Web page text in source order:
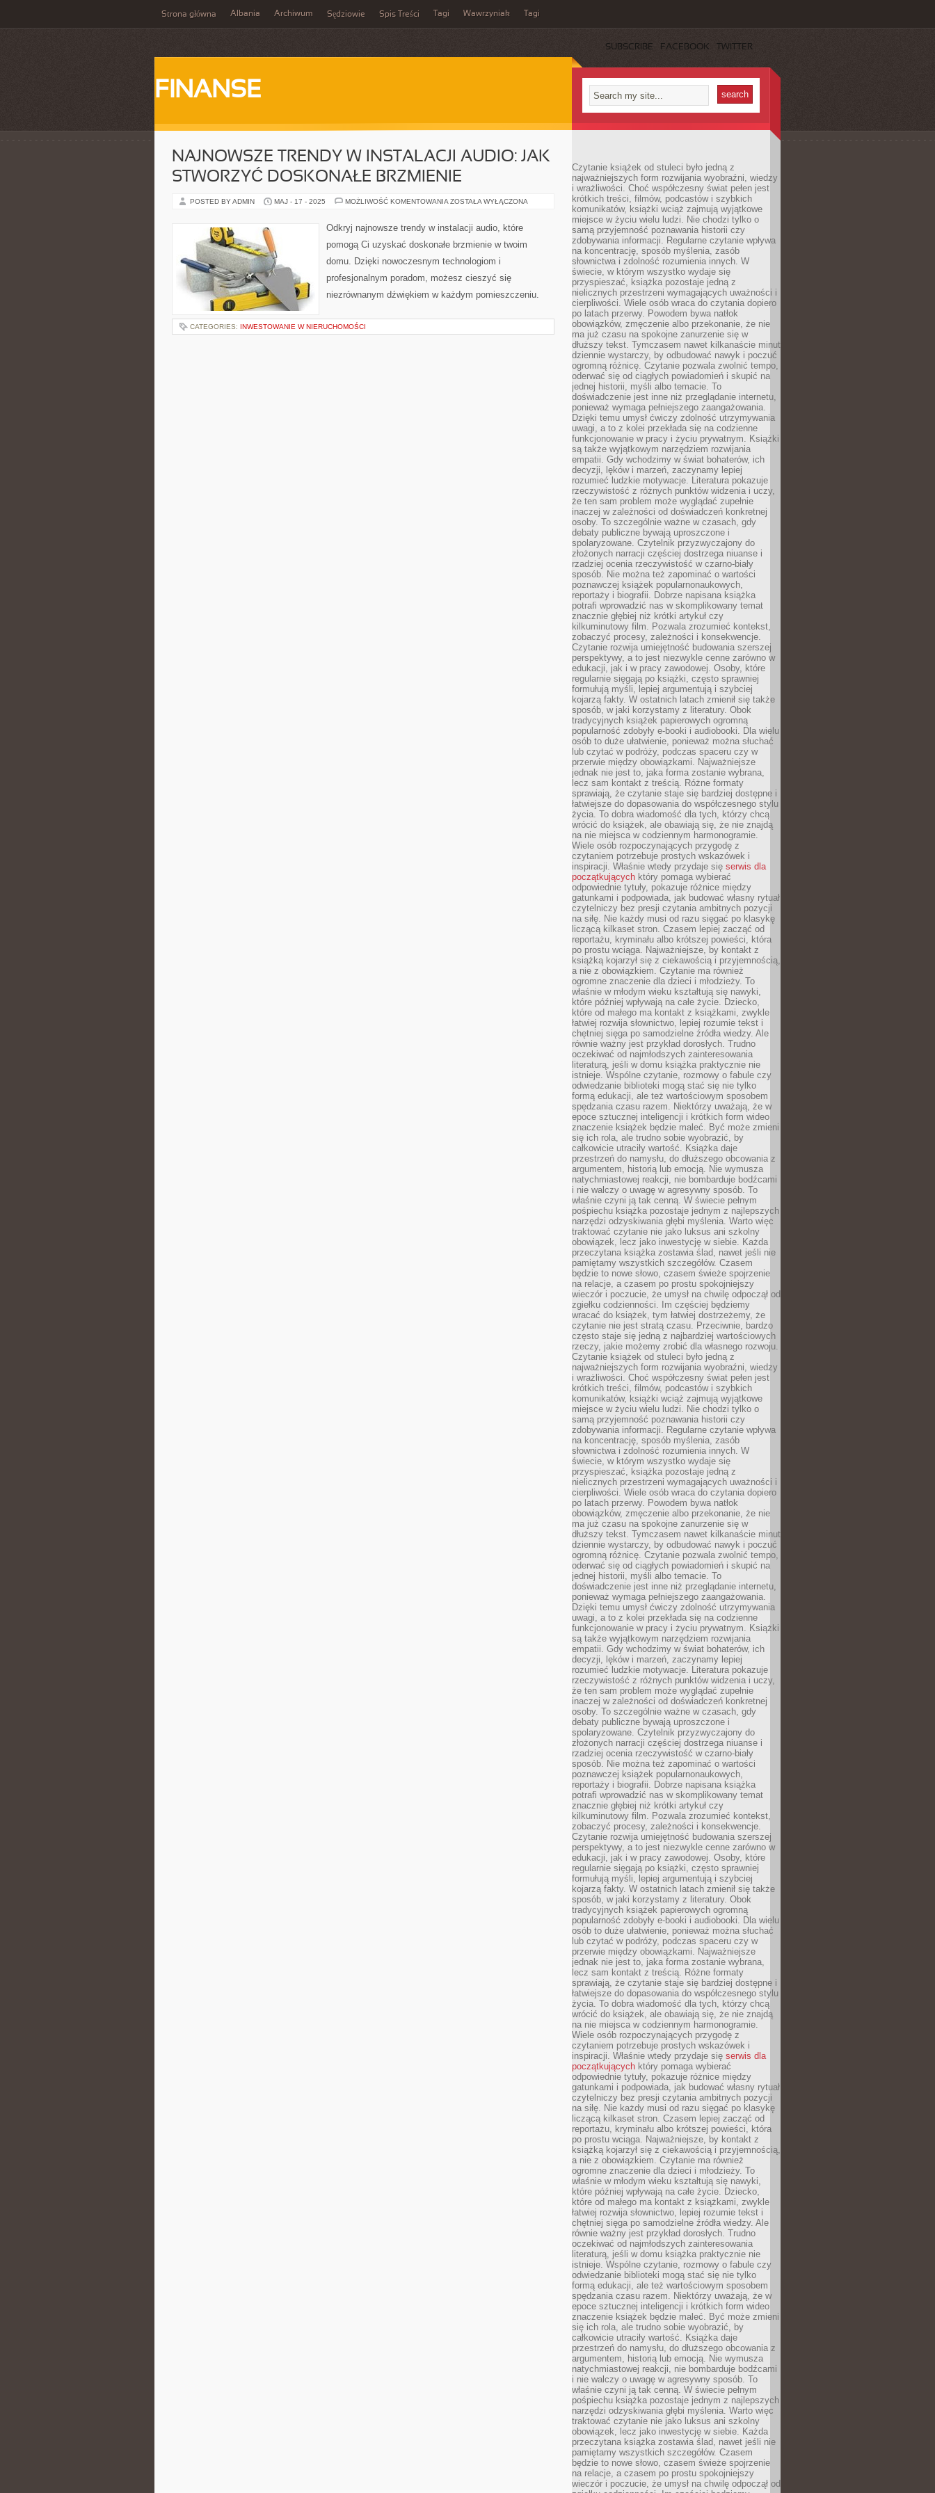
Strona główna Albania Archiwum Sędziowie Spis Treści Tagi Wawrzyniak Tagi
SUBSCRIBE FACEBOOK TWITTER
FINANSE
NAJNOWSZE TRENDY W INSTALACJI AUDIO: JAK
STWORZYĆ DOSKONAŁE BRZMIENIE
POSTED BY ADMIN MAJ - 17 - 2025 MOŻLIWOŚĆ KOMENTOWANIA NAJNOWSZE
INSTALACJI
AUDIO:
STWORZYĆ
BRZMIENIE
ZOSTAŁA WYŁĄCZONA
Odkryj najnowsze trendy w instalacji audio, które
pomogą Ci uzyskać doskonałe brzmienie w twoim
domu. Dzięki nowoczesnym technologiom i
profesjonalnym poradom, możesz cieszyć się
niezrównanym dźwiękiem w każdym pomieszczeniu.
CATEGORIES: INWESTOWANIE W NIERUCHOMOŚCI
Czytanie książek od stuleci było jedną z
najważniejszych form rozwijania wyobraźni, wiedzy
i wrażliwości. Choć współczesny świat pełen jest
krótkich treści, filmów, podcastów i szybkich
komunikatów, książki wciąż zajmują wyjątkowe
miejsce w życiu wielu ludzi. Nie chodzi tylko o
samą przyjemność poznawania historii czy
zdobywania informacji. Regularne czytanie wpływa
na koncentrację, sposób myślenia, zasób
słownictwa i zdolność rozumienia innych. W
świecie, w którym wszystko wydaje się
przyspieszać, książka pozostaje jedną z
nielicznych przestrzeni wymagających uważności i
cierpliwości. Wiele osób wraca do czytania dopiero
po latach przerwy. Powodem bywa natłok
obowiązków, zmęczenie albo przekonanie, że nie
ma już czasu na spokojne zanurzenie się w
dłuższy tekst. Tymczasem nawet kilkanaście minut
dziennie wystarczy, by odbudować nawyk i poczuć
ogromną różnicę. Czytanie pozwala zwolnić tempo,
oderwać się od ciągłych powiadomień i skupić na
jednej historii, myśli albo temacie. To
doświadczenie jest inne niż przeglądanie internetu,
ponieważ wymaga pełniejszego zaangażowania.
Dzięki temu umysł ćwiczy zdolność utrzymywania
uwagi, a to z kolei przekłada się na codzienne
funkcjonowanie w pracy i życiu prywatnym. Książki
są także wyjątkowym narzędziem rozwijania
empatii. Gdy wchodzimy w świat bohaterów, ich
decyzji, lęków i marzeń, zaczynamy lepiej
rozumieć ludzkie motywacje. Literatura pokazuje
rzeczywistość z różnych punktów widzenia i uczy,
że ten sam problem może wyglądać zupełnie
inaczej w zależności od doświadczeń konkretnej
osoby. To szczególnie ważne w czasach, gdy
debaty publiczne bywają uproszczone i
spolaryzowane. Czytelnik przyzwyczajony do
złożonych narracji częściej dostrzega niuanse i
rzadziej ocenia rzeczywistość w czarno-biały
sposób. Nie można też zapominać o wartości
poznawczej książek popularnonaukowych,
reportaży i biografii. Dobrze napisana książka
potrafi wprowadzić nas w skomplikowany temat
znacznie głębiej niż krótki artykuł czy
kilkuminutowy film. Pozwala zrozumieć kontekst,
zobaczyć procesy, zależności i konsekwencje.
Czytanie rozwija umiejętność budowania szerszej
perspektywy, a to jest niezwykle cenne zarówno w
edukacji, jak i w pracy zawodowej. Osoby, które
regularnie sięgają po książki, często sprawniej
formułują myśli, lepiej argumentują i szybciej
kojarzą fakty. W ostatnich latach zmienił się także
sposób, w jaki korzystamy z literatury. Obok
tradycyjnych książek papierowych ogromną
popularność zdobyły e-booki i audiobooki. Dla wielu
osób to duże ułatwienie, ponieważ można słuchać
lub czytać w podróży, podczas spaceru czy w
przerwie między obowiązkami. Najważniejsze
jednak nie jest to, jaka forma zostanie wybrana,
lecz sam kontakt z treścią. Różne formaty
sprawiają, że czytanie staje się bardziej dostępne i
łatwiejsze do dopasowania do współczesnego stylu
życia. To dobra wiadomość dla tych, którzy chcą
wrócić do książek, ale obawiają się, że nie znajdą
na nie miejsca w codziennym harmonogramie.
Wiele osób rozpoczynających przygodę z
czytaniem potrzebuje prostych wskazówek i
inspiracji. Właśnie wtedy przydaje się serwis dla
początkujących który pomaga wybierać
odpowiednie tytuły, pokazuje różnice między
gatunkami i podpowiada, jak budować własny rytuał
czytelniczy bez presji czytania ambitnych pozycji
na siłę. Nie każdy musi od razu sięgać po klasykę
liczącą kilkaset stron. Czasem lepiej zacząć od
reportażu, kryminału albo krótszej powieści, która
po prostu wciąga. Najważniejsze, by kontakt z
książką kojarzył się z ciekawością i przyjemnością,
a nie z obowiązkiem. Czytanie ma również
ogromne znaczenie dla dzieci i młodzieży. To
właśnie w młodym wieku kształtują się nawyki,
które później wpływają na całe życie. Dziecko,
które od małego ma kontakt z książkami, zwykle
łatwiej rozwija słownictwo, lepiej rozumie tekst i
chętniej sięga po samodzielne źródła wiedzy. Ale
równie ważny jest przykład dorosłych. Trudno
oczekiwać od najmłodszych zainteresowania
literaturą, jeśli w domu książka praktycznie nie
istnieje. Wspólne czytanie, rozmowy o fabule czy
odwiedzanie biblioteki mogą stać się nie tylko
formą edukacji, ale też wartościowym sposobem
spędzania czasu razem. Niektórzy uważają, że w
epoce sztucznej inteligencji i krótkich form wideo
znaczenie książek będzie maleć. Być może zmieni
się ich rola, ale trudno sobie wyobrazić, by
całkowicie utraciły wartość. Książka daje
przestrzeń do namysłu, do dłuższego obcowania z
argumentem, historią lub emocją. Nie wymusza
natychmiastowej reakcji, nie bombarduje bodźcami
i nie walczy o uwagę w agresywny sposób. To
właśnie czyni ją tak cenną. W świecie pełnym
pośpiechu książka pozostaje jednym z najlepszych
narzędzi odzyskiwania głębi myślenia. Warto więc
traktować czytanie nie jako luksus ani szkolny
obowiązek, lecz jako inwestycję w siebie. Każda
przeczytana książka zostawia ślad, nawet jeśli nie
pamiętamy wszystkich szczegółów. Czasem
będzie to nowe słowo, czasem świeże spojrzenie
na relacje, a czasem po prostu spokojniejszy
wieczór i poczucie, że umysł na chwilę odpoczął od
zgiełku codzienności. Im częściej będziemy
wracać do książek, tym łatwiej dostrzeżemy, że
czytanie nie jest stratą czasu. Przeciwnie, bardzo
często staje się jedną z najbardziej wartościowych
rzeczy, jakie możemy zrobić dla własnego rozwoju.
Czytanie książek od stuleci było jedną z
najważniejszych form rozwijania wyobraźni, wiedzy
i wrażliwości. Choć współczesny świat pełen jest
krótkich treści, filmów, podcastów i szybkich
komunikatów, książki wciąż zajmują wyjątkowe
miejsce w życiu wielu ludzi. Nie chodzi tylko o
samą przyjemność poznawania historii czy
zdobywania informacji. Regularne czytanie wpływa
na koncentrację, sposób myślenia, zasób
słownictwa i zdolność rozumienia innych. W
świecie, w którym wszystko wydaje się
przyspieszać, książka pozostaje jedną z
nielicznych przestrzeni wymagających uważności i
cierpliwości. Wiele osób wraca do czytania dopiero
po latach przerwy. Powodem bywa natłok
obowiązków, zmęczenie albo przekonanie, że nie
ma już czasu na spokojne zanurzenie się w
dłuższy tekst. Tymczasem nawet kilkanaście minut
dziennie wystarczy, by odbudować nawyk i poczuć
ogromną różnicę. Czytanie pozwala zwolnić tempo,
oderwać się od ciągłych powiadomień i skupić na
jednej historii, myśli albo temacie. To
doświadczenie jest inne niż przeglądanie internetu,
ponieważ wymaga pełniejszego zaangażowania.
Dzięki temu umysł ćwiczy zdolność utrzymywania
uwagi, a to z kolei przekłada się na codzienne
funkcjonowanie w pracy i życiu prywatnym. Książki
są także wyjątkowym narzędziem rozwijania
empatii. Gdy wchodzimy w świat bohaterów, ich
decyzji, lęków i marzeń, zaczynamy lepiej
rozumieć ludzkie motywacje. Literatura pokazuje
rzeczywistość z różnych punktów widzenia i uczy,
że ten sam problem może wyglądać zupełnie
inaczej w zależności od doświadczeń konkretnej
osoby. To szczególnie ważne w czasach, gdy
debaty publiczne bywają uproszczone i
spolaryzowane. Czytelnik przyzwyczajony do
złożonych narracji częściej dostrzega niuanse i
rzadziej ocenia rzeczywistość w czarno-biały
sposób. Nie można też zapominać o wartości
poznawczej książek popularnonaukowych,
reportaży i biografii. Dobrze napisana książka
potrafi wprowadzić nas w skomplikowany temat
znacznie głębiej niż krótki artykuł czy
kilkuminutowy film. Pozwala zrozumieć kontekst,
zobaczyć procesy, zależności i konsekwencje.
Czytanie rozwija umiejętność budowania szerszej
perspektywy, a to jest niezwykle cenne zarówno w
edukacji, jak i w pracy zawodowej. Osoby, które
regularnie sięgają po książki, często sprawniej
formułują myśli, lepiej argumentują i szybciej
kojarzą fakty. W ostatnich latach zmienił się także
sposób, w jaki korzystamy z literatury. Obok
tradycyjnych książek papierowych ogromną
popularność zdobyły e-booki i audiobooki. Dla wielu
osób to duże ułatwienie, ponieważ można słuchać
lub czytać w podróży, podczas spaceru czy w
przerwie między obowiązkami. Najważniejsze
jednak nie jest to, jaka forma zostanie wybrana,
lecz sam kontakt z treścią. Różne formaty
sprawiają, że czytanie staje się bardziej dostępne i
łatwiejsze do dopasowania do współczesnego stylu
życia. To dobra wiadomość dla tych, którzy chcą
wrócić do książek, ale obawiają się, że nie znajdą
na nie miejsca w codziennym harmonogramie.
Wiele osób rozpoczynających przygodę z
czytaniem potrzebuje prostych wskazówek i
inspiracji. Właśnie wtedy przydaje się serwis dla
początkujących który pomaga wybierać
odpowiednie tytuły, pokazuje różnice między
gatunkami i podpowiada, jak budować własny rytuał
czytelniczy bez presji czytania ambitnych pozycji
na siłę. Nie każdy musi od razu sięgać po klasykę
liczącą kilkaset stron. Czasem lepiej zacząć od
reportażu, kryminału albo krótszej powieści, która
po prostu wciąga. Najważniejsze, by kontakt z
książką kojarzył się z ciekawością i przyjemnością,
a nie z obowiązkiem. Czytanie ma również
ogromne znaczenie dla dzieci i młodzieży. To
właśnie w młodym wieku kształtują się nawyki,
które później wpływają na całe życie. Dziecko,
które od małego ma kontakt z książkami, zwykle
łatwiej rozwija słownictwo, lepiej rozumie tekst i
chętniej sięga po samodzielne źródła wiedzy. Ale
równie ważny jest przykład dorosłych. Trudno
oczekiwać od najmłodszych zainteresowania
literaturą, jeśli w domu książka praktycznie nie
istnieje. Wspólne czytanie, rozmowy o fabule czy
odwiedzanie biblioteki mogą stać się nie tylko
formą edukacji, ale też wartościowym sposobem
spędzania czasu razem. Niektórzy uważają, że w
epoce sztucznej inteligencji i krótkich form wideo
znaczenie książek będzie maleć. Być może zmieni
się ich rola, ale trudno sobie wyobrazić, by
całkowicie utraciły wartość. Książka daje
przestrzeń do namysłu, do dłuższego obcowania z
argumentem, historią lub emocją. Nie wymusza
natychmiastowej reakcji, nie bombarduje bodźcami
i nie walczy o uwagę w agresywny sposób. To
właśnie czyni ją tak cenną. W świecie pełnym
pośpiechu książka pozostaje jednym z najlepszych
narzędzi odzyskiwania głębi myślenia. Warto więc
traktować czytanie nie jako luksus ani szkolny
obowiązek, lecz jako inwestycję w siebie. Każda
przeczytana książka zostawia ślad, nawet jeśli nie
pamiętamy wszystkich szczegółów. Czasem
będzie to nowe słowo, czasem świeże spojrzenie
na relacje, a czasem po prostu spokojniejszy
wieczór i poczucie, że umysł na chwilę odpoczął od